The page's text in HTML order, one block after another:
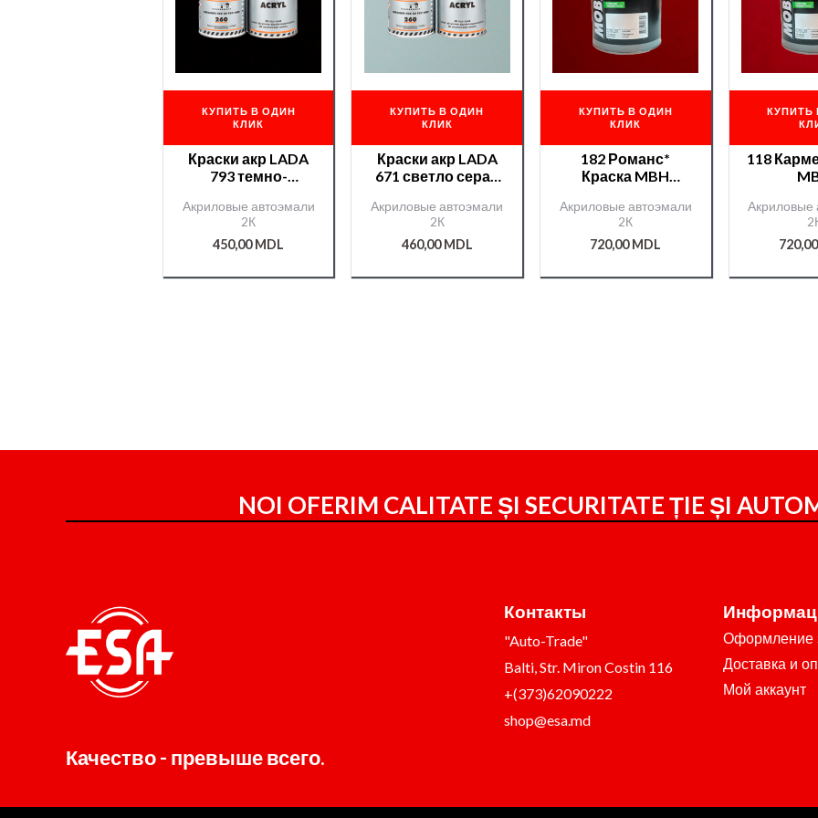
КУПИТЬ В ОДИН
КЛИК
Краски акр LADA
793 темно-
0,800мл. +отв
400мл./12600/
Chameleon/51275/
Акриловые автоэмали
2К
450,00MDL
КУПИТЬ В ОДИН
КЛИК
Краски акр LADA
671 светло серая
400мл./12600/
Chameleon/51273/
Акриловые автоэмали
2К
460,00MDL
КУПИТЬ В ОДИН
КЛИК
182 Романс*
Краска MBH
0
0,375л./000000316/
Акриловые автоэмали
2К
720,00MDL
КУПИТЬ
118
0
0,375л./
Акриловые
720,00
NOI OFERIM CALITATE ȘI SECURITATE ȚIE ȘI
Качество - превыше всего.
Контакты
"Auto-Trade"
Balti, Str. Miron Costin 116
+(373)62090222
shop@esa.md
Оформление
Доставка и
Мой аккаунт